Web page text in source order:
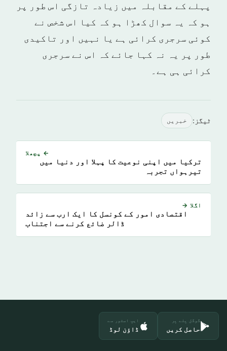
پہلے کے مقابلہ میں زیادہ تازگی اس طور پر
ہو کہ یہ سوال کھڑا ہو کہ کیا اس شخص نے
کوئی سرجری کرائی ہے یا نہیں اور تاکیدی
طور پر یہ نہ کہا جائے کہ اس نے سرجری
کرائی ہی ہے۔
ٹیگز: خبريں
← پچھلا
ترکیا میں اپنی نوعیت کا پہلا اور دنیا میں
تیرہواں تجربہ
اگلا →
اقتصادی امور کے کونسل کا ایک ارب سے زائد
ڈالر ضائع کرنے سے اجتناب
گوگل پلے پر
حاصل کریں
ایپ اسٹور سے
ڈاؤن لوڈ